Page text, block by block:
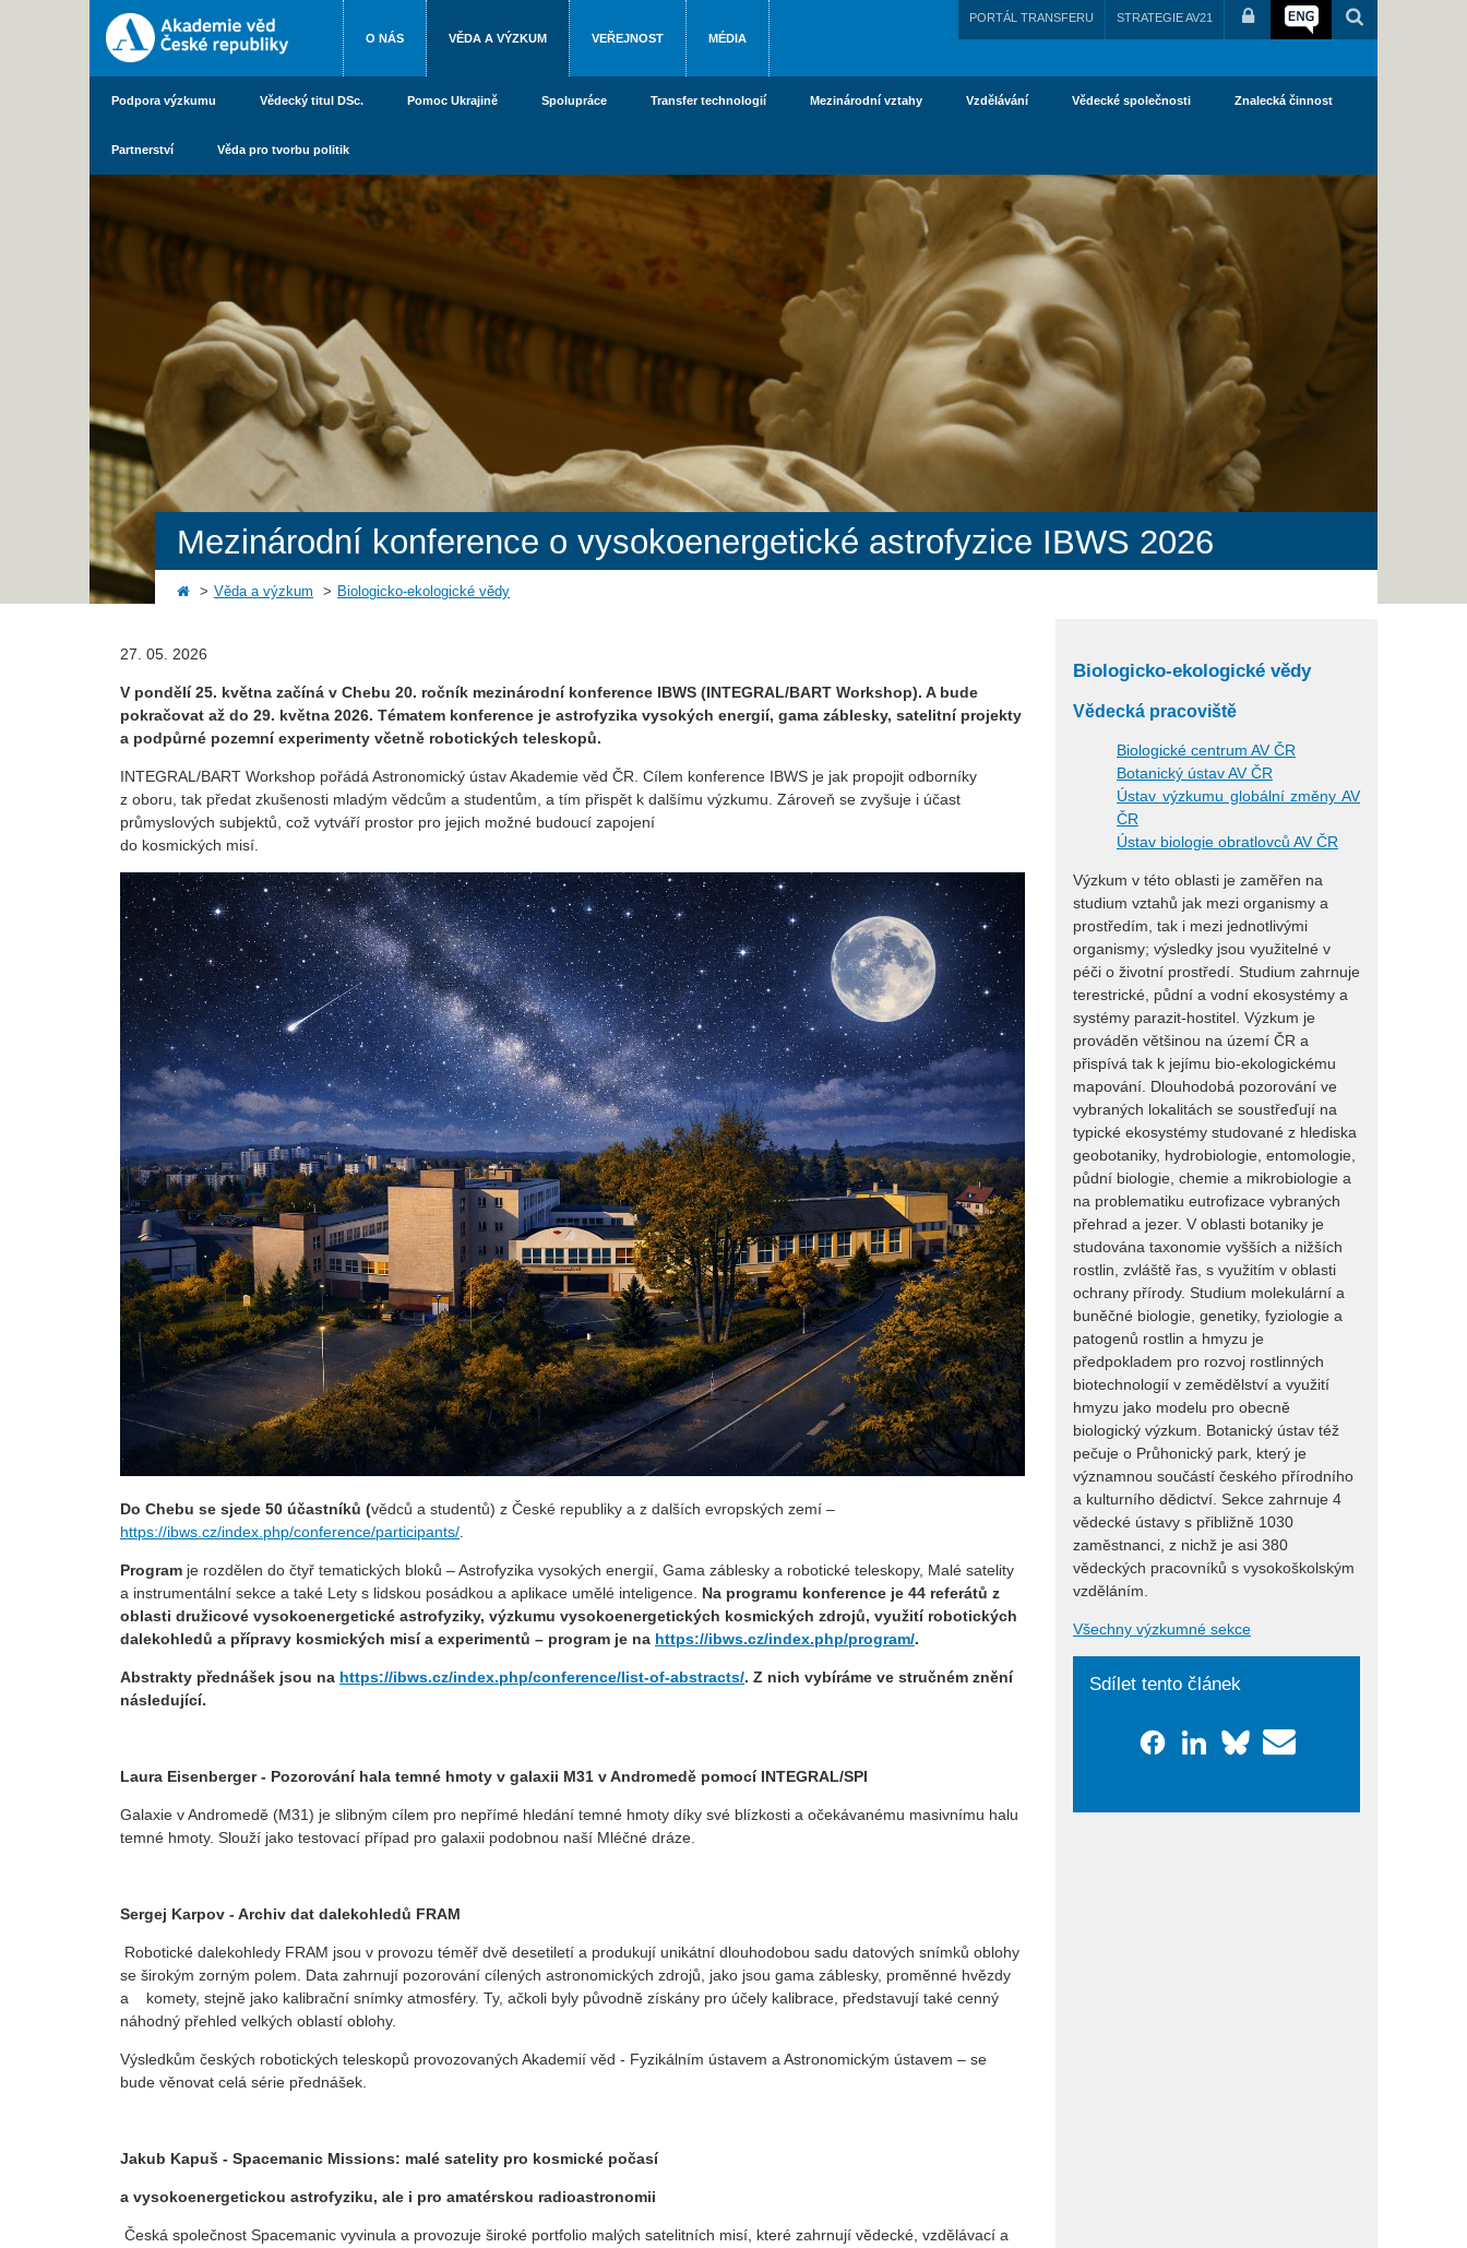
O NÁS VĚDA A VÝZKUM VEŘEJNOST MÉDIA
PORTÁL TRANSFERU STRATEGIE AV21
Podpora výzkumu Vědecký titul DSc. Pomoc Ukrajině Spolupráce Transfer technologií Mezinárodní vztahy Vzdělávání Vědecké společnosti Znalecká činnost
Partnerství Věda pro tvorbu politik
Mezinárodní konference o vysokoenergetické astrofyzice IBWS 2026
Věda a výzkum Biologicko-ekologické vědy
27. 05. 2026
V pondělí 25. května začíná v Chebu 20. ročník mezinárodní konference IBWS (INTEGRAL/BART Workshop). A bude
pokračovat až do 29. května 2026. Tématem konference je astrofyzika vysokých energií, gama záblesky, satelitní projekty
a podpůrné pozemní experimenty včetně robotických teleskopů.
INTEGRAL/BART Workshop pořádá Astronomický ústav Akademie věd ČR. Cílem konference IBWS je jak propojit odborníky
z oboru, tak předat zkušenosti mladým vědcům a studentům, a tím přispět k dalšímu výzkumu. Zároveň se zvyšuje i účast
průmyslových subjektů, což vytváří prostor pro jejich možné budoucí zapojení
do kosmických misí.
Do Chebu se sjede 50 účastníků (vědců a studentů) z České republiky a z dalších evropských zemí –
https://ibws.cz/index.php/conference/participants/
Program je rozdělen do čtyř tematických bloků – Astrofyzika vysokých energií, Gama záblesky a robotické teleskopy, Malé satelity
a instrumentální sekce a také Lety s lidskou posádkou a aplikace umělé inteligence. Na programu konference je 44 referátů z
oblasti družicové vysokoenergetické astrofyziky, výzkumu vysokoenergetických kosmických zdrojů, využití robotických
dalekohledů a přípravy kosmických misí a experimentů – program je na https://ibws.cz/index.php/program/.
Abstrakty přednášek jsou na https://ibws.cz/index.php/conference/list-of-abstracts/. Z nich vybíráme ve stručném znění
následující.
Laura Eisenberger - Pozorování hala temné hmoty v galaxii M31 v Andromedě pomocí INTEGRAL/SPI
Galaxie v Andromedě (M31) je slibným cílem pro nepřímé hledání temné hmoty díky své blízkosti a očekávanému masivnímu halu
temné hmoty. Slouží jako testovací případ pro galaxii podobnou naší Mléčné dráze.
Sergej Karpov - Archiv dat dalekohledů FRAM
Robotické dalekohledy FRAM jsou v provozu téměř dvě desetiletí a produkují unikátní dlouhodobou sadu datových snímků oblohy
se širokým zorným polem. Data zahrnují pozorování cílených astronomických zdrojů, jako jsou gama záblesky, proměnné hvězdy
a komety, stejně jako kalibrační snímky atmosféry. Ty, ačkoli byly původně získány pro účely kalibrace, představují také cenný
náhodný přehled velkých oblastí oblohy.
Výsledkům českých robotických teleskopů provozovaných Akademií věd - Fyzikálním ústavem a Astronomickým ústavem – se
bude věnovat celá série přednášek.
Jakub Kapuš - Spacemanic Missions: malé satelity pro kosmické počasí
a vysokoenergetickou astrofyziku, ale i pro amatérskou radioastronomii
Česká společnost Spacemanic vyvinula a provozuje široké portfolio malých satelitních misí, které zahrnují vědecké, vzdělávací a
Biologicko-ekologické vědy
Vědecká pracoviště
Biologické centrum AV ČR
Botanický ústav AV ČR
Ústav výzkumu globální změny AV
ČR
Ústav biologie obratlovců AV ČR
Výzkum v této oblasti je zaměřen na
studium vztahů jak mezi organismy a
prostředím, tak i mezi jednotlivými
organismy; výsledky jsou využitelné v
péči o životní prostředí. Studium zahrnuje
terestrické, půdní a vodní ekosystémy a
systémy parazit-hostitel. Výzkum je
prováděn většinou na území ČR a
přispívá tak k jejímu bio-ekologickému
mapování. Dlouhodobá pozorování ve
vybraných lokalitách se soustřeďují na
typické ekosystémy studované z hlediska
geobotaniky, hydrobiologie, entomologie,
půdní biologie, chemie a mikrobiologie a
na problematiku eutrofizace vybraných
přehrad a jezer. V oblasti botaniky je
studována taxonomie vyšších a nižších
rostlin, zvláště řas, s využitím v oblasti
ochrany přírody. Studium molekulární a
buněčné biologie, genetiky, fyziologie a
patogenů rostlin a hmyzu je
předpokladem pro rozvoj rostlinných
biotechnologií v zemědělství a využití
hmyzu jako modelu pro obecně
biologický výzkum. Botanický ústav též
pečuje o Průhonický park, který je
významnou součástí českého přírodního
a kulturního dědictví. Sekce zahrnuje 4
vědecké ústavy s přibližně 1030
zaměstnanci, z nichž je asi 380
vědeckých pracovníků s vysokoškolským
vzděláním.
Všechny výzkumné sekce
Sdílet tento článek